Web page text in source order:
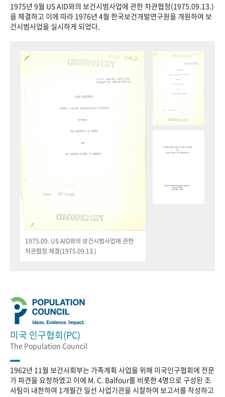
1975년 9월 US AID와의 보건시범사업에 관한 차관협정(1975.09.13.)
을 체결하고 이에 따라 1976년 4월 한국보건개발연구원을 개원하여 보
건시범사업을 실시하게 되었다.
1975.09. US AID와의 보건시범사업에 관한
차관협정 체결(1975.09.13.)
미국 인구협회(PC)
The Population Council
1962년 11월 보건사회부는 가족계획 사업을 위해 미국인구협회에 전문
가 파견을 요청하였고 이에 M. C. Balfour를 비롯한 4명으로 구성된 조
사팀이 내한하여 1개월간 일선 사업기관을 시찰하여 보고서를 작성하고